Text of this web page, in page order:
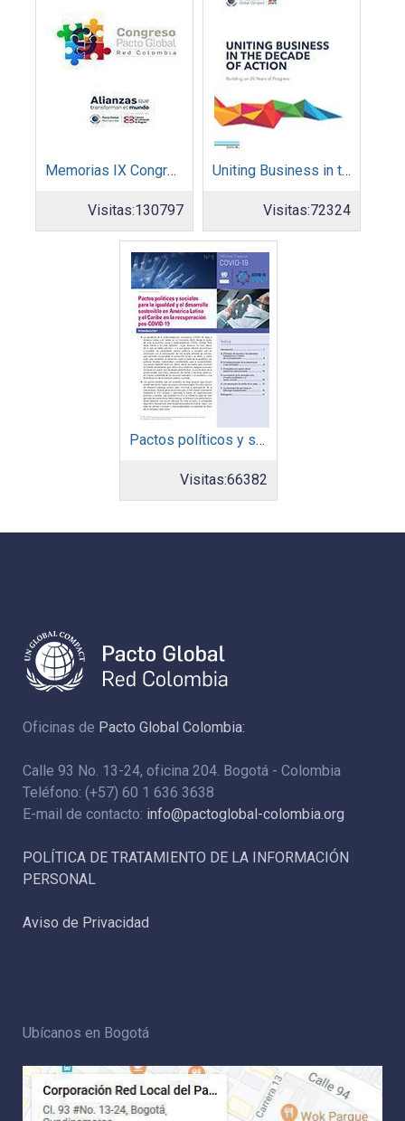
Memorias IX Congreso Pacto Global 2019
Visitas:130797
Uniting Business in the Decade of Action
Visitas:72324
Pactos políticos y sociales para la igualdad y el desarrollo sostenible en América Latina y el Caribe en la recuperación pos COVID-19
Visitas:66382
Oficinas de Pacto Global Colombia:
Calle 93 No. 13-24, oficina 204. Bogotá - Colombia
Teléfono: (+57) 60 1 636 3638
E-mail de contacto: info@pactoglobal-colombia.org
POLÍTICA DE TRATAMIENTO DE LA INFORMACIÓN
PERSONAL
Aviso de Privacidad
Ubícanos en Bogotá